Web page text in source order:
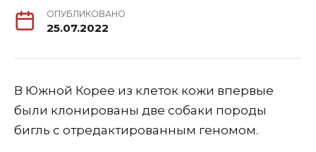
ОПУБЛИКОВАНО
25.07.2022
В Южной Корее из клеток кожи впервые
были клонированы две собаки породы
бигль с отредактированным геномом.